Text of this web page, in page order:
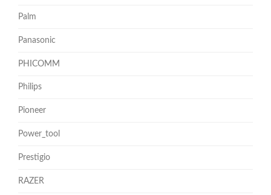
Palm
Panasonic
PHICOMM
Philips
Pioneer
Power_tool
Prestigio
RAZER